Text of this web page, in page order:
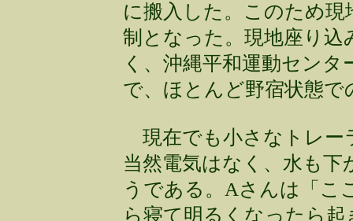
に搬入した。このため
制となった。現地座り
く、沖縄平和運動セン
で、ほとんど野宿状態
現在でも小さなトレー
当然電気はなく、水も
うである。Aさんは「こ
ら寝て明るくなったら